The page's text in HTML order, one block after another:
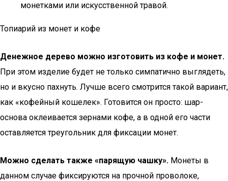
монетками или искусственной травой.
Топиарий из монет и кофе
Денежное дерево можно изготовить из кофе и монет.
При этом изделие будет не только симпатично выглядеть,
но и вкусно пахнуть. Лучше всего смотрится такой вариант,
как «кофейный кошелек». Готовится он просто: шар-
основа оклеивается зернами кофе, а в одной его части
оставляется треугольник для фиксации монет.
Можно сделать также «парящую чашку». Монеты в
данном случае фиксируются на прочной проволоке,